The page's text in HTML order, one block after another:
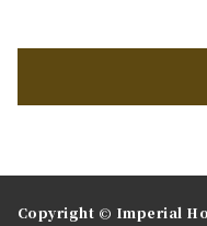
Copyright © Imperial